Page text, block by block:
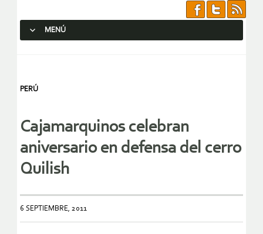
MENÚ
PERÚ
Cajamarquinos celebran
aniversario en defensa del cerro
Quilish
6 SEPTIEMBRE, 2011